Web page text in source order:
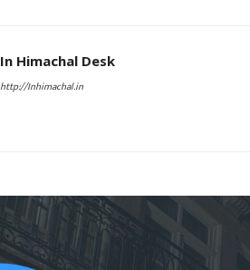
In Himachal Desk
http://Inhimachal.in